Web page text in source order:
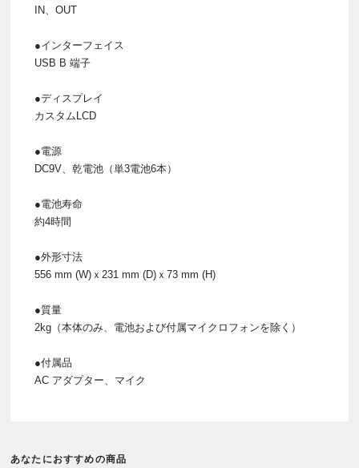
IN、OUT
●インターフェイス
USB B 端子
●ディスプレイ
カスタムLCD
●電源
DC9V、乾電池（単3電池6本）
●電池寿命
約4時間
●外形寸法
556 mm (W)ｘ231 mm (D)ｘ73 mm (H)
●質量
2kg（本体のみ、電池および付属マイクロフォンを除く）
●付属品
AC アダプター、マイク
あなたにおすすめの商品